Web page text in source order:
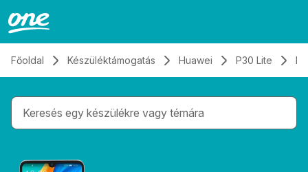
Főoldal Készüléktámogatás Huawei P30 Lite
Gépelés közben megjelennek a keresési